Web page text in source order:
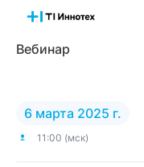
Вебинар
6 марта 2025 г.
11:00 (мск)